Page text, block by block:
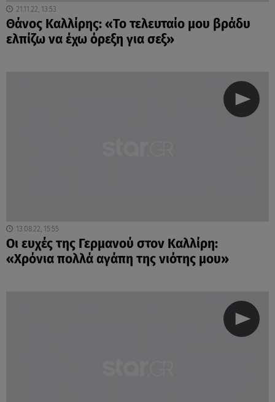
21.11.22, 13:53
Θάνος Καλλίρης: «Το τελευταίο μου βράδυ
ελπίζω να έχω όρεξη για σεξ»
13.08.22, 15:55
Οι ευχές της Γερμανού στον Καλλίρη:
«Χρόνια πολλά αγάπη της νιότης μου»